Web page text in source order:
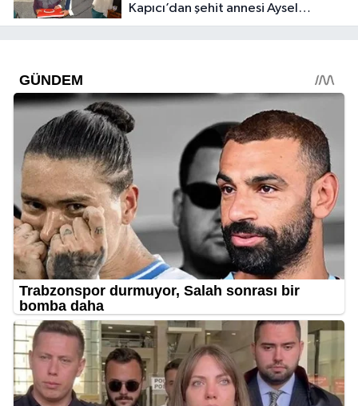
Kapıcı’dan şehit annesi Aysel
Belen’e anlamlı ziyaret